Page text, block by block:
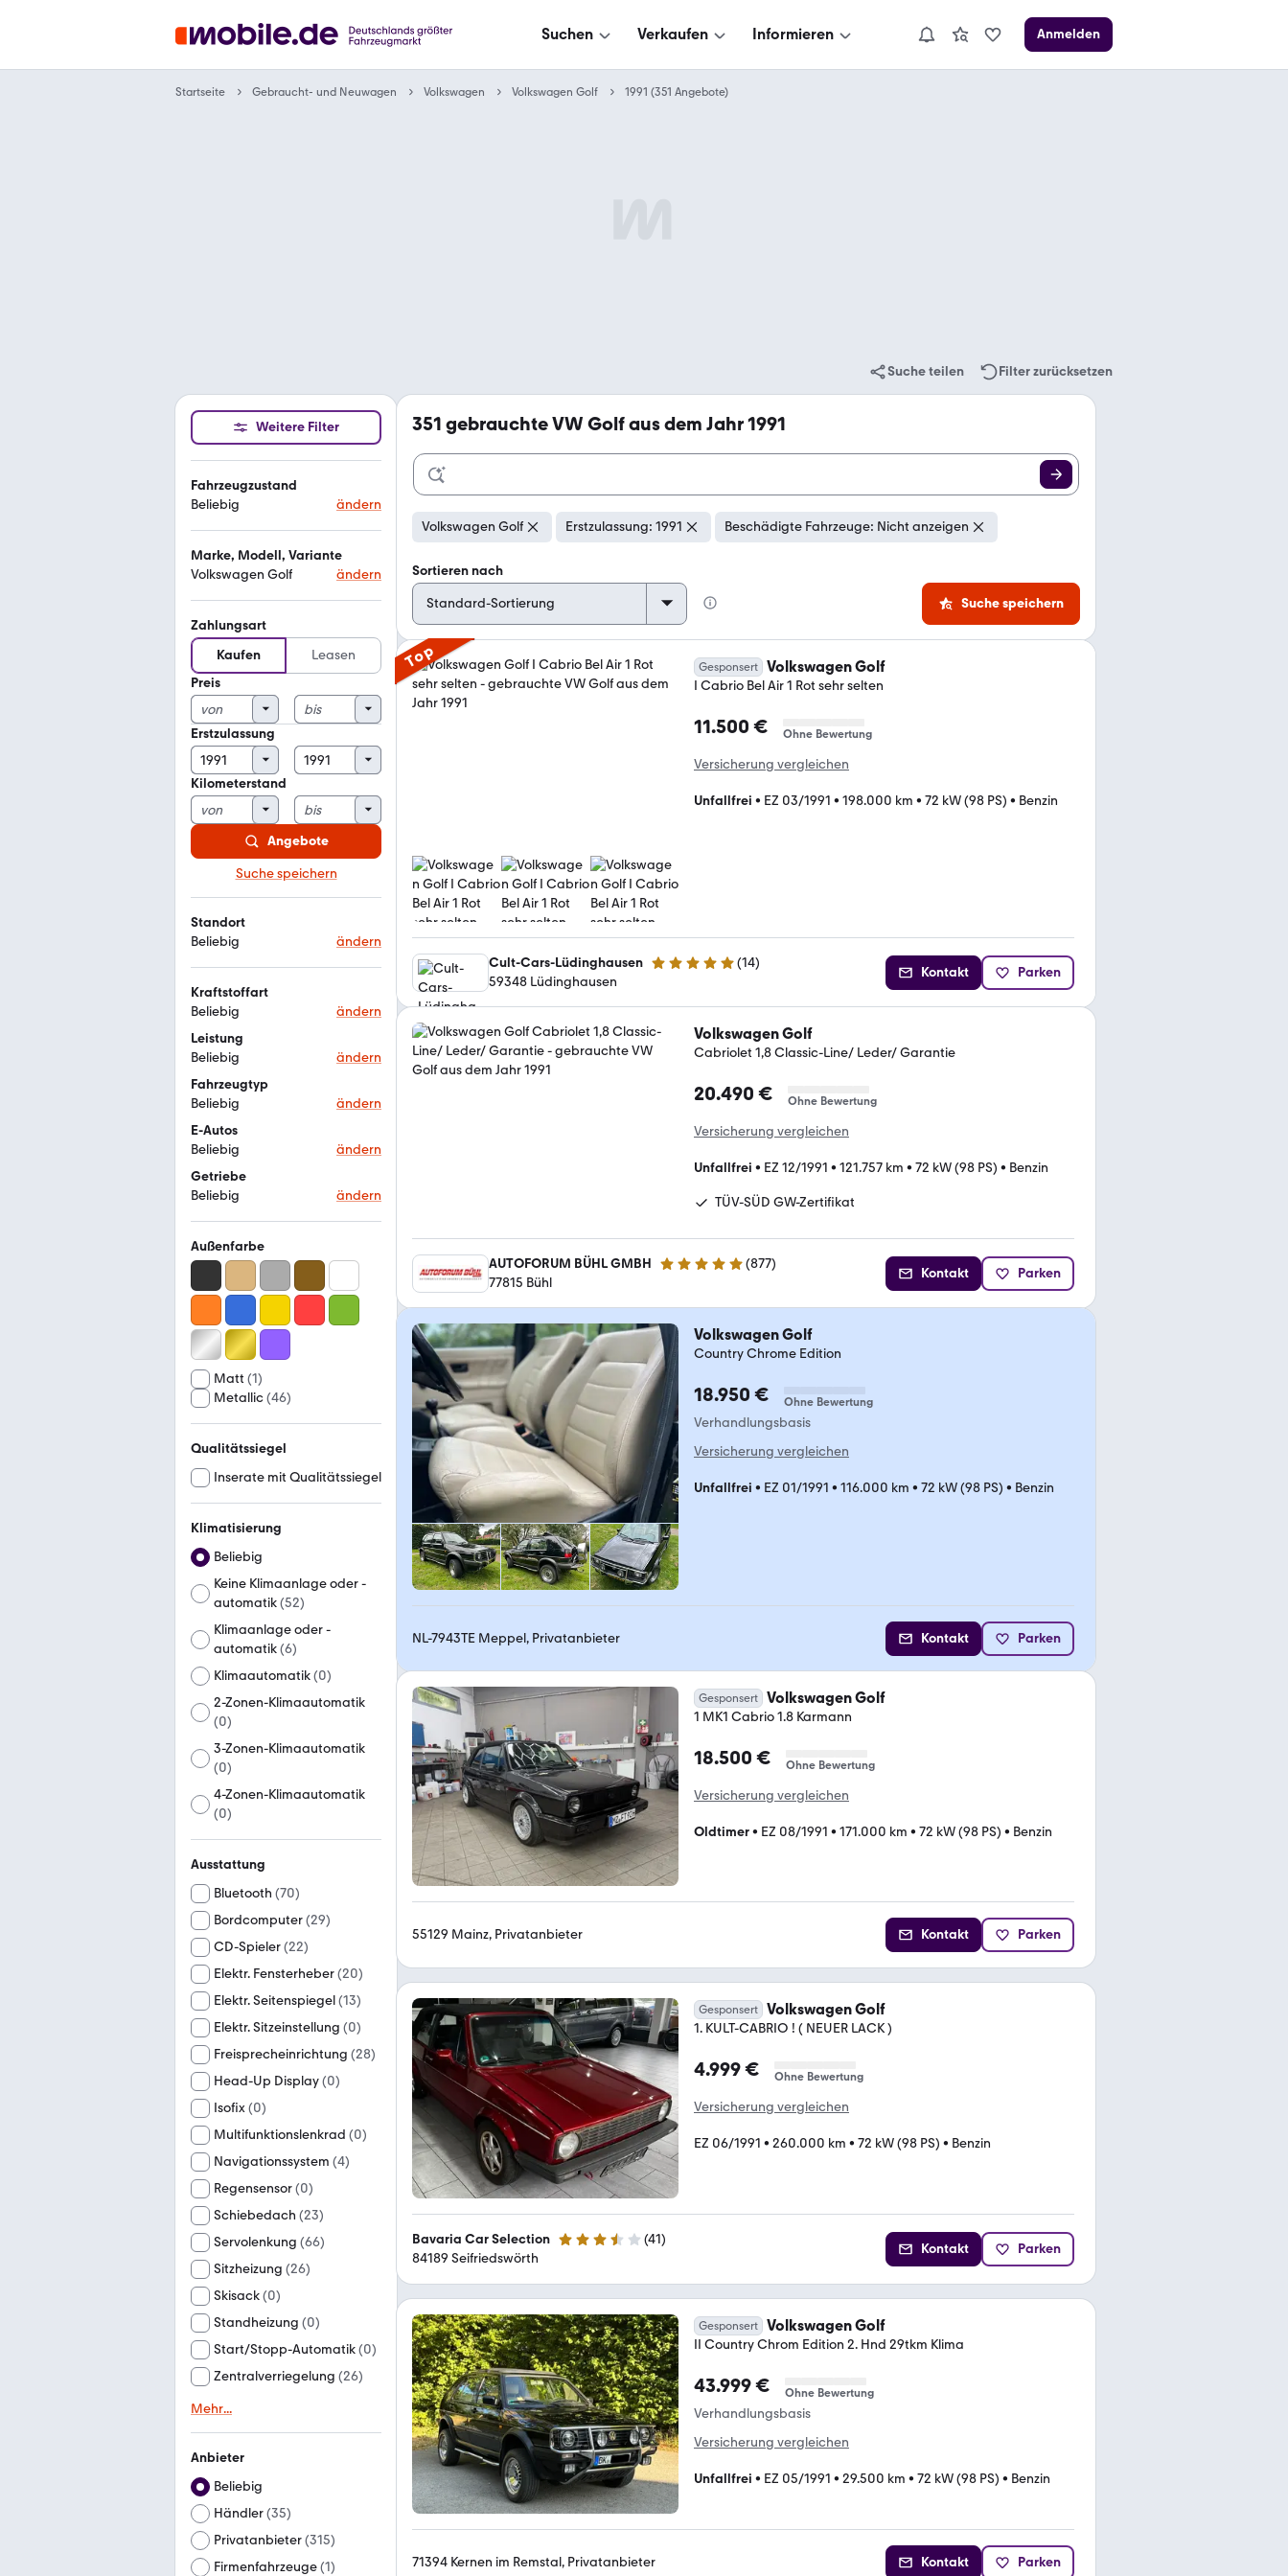
Suchen Verkaufen Informieren Anmelden
Startseite Gebraucht- und Neuwagen Volkswagen Volkswagen Golf 1991 (351 Angebote)
Suche teilen Filter zurücksetzen
Weitere Filter
Fahrzeugzustand
Beliebig
ändern
Marke, Modell, Variante
Volkswagen Golf
ändern
Zahlungsart
Kaufen
Leasen
Preis
Erstzulassung
Kilometerstand
Angebote
Suche speichern
Standort
Beliebig
ändern
Kraftstoffart
Beliebig
ändern
Leistung
Beliebig
ändern
Fahrzeugtyp
Beliebig
ändern
E-Autos
Beliebig
ändern
Getriebe
Beliebig
ändern
Außenfarbe
Matt (1)
Metallic(46)
Qualitätssiegel
Inserate mit Qualitätssiegel
Klimatisierung
Beliebig
Keine Klimaanlage oder -
automatik(52)
Klimaanlage oder -
automatik(6)
Klimaautomatik(0)
2-Zonen-Klimaautomatik
(0)
3-Zonen-Klimaautomatik
(0)
4-Zonen-Klimaautomatik
(0)
Ausstattung
Bluetooth (70)
Bordcomputer(29)
CD-Spieler(22)
Elektr. Fensterheber(20)
Elektr. Seitenspiegel(13)
Elektr. Sitzeinstellung (0)
Freisprecheinrichtung (28)
Head-Up Display(0)
Isofix(0)
Multifunktionslenkrad (0)
Navigationssystem (4)
Regensensor(0)
Schiebedach (23)
Servolenkung (66)
Sitzheizung (26)
Skisack(0)
Standheizung (0)
Start/Stopp-Automatik(0)
Zentralverriegelung (26)
Mehr...
Anbieter
Beliebig
Händler(35)
Privatanbieter(315)
Firmenfahrzeuge(1)
351 gebrauchte VW Golf aus dem Jahr 1991
Volkswagen Golf Erstzulassung: 1991 Beschädigte Fahrzeuge: Nicht anzeigen
Sortieren nach
Suche speichern
Top Gesponsert Volkswagen Golf
I Cabrio Bel Air 1 Rot sehr selten
11.500 € Ohne Bewertung
Versicherung vergleichen
Unfallfrei • EZ 03/1991 • 198.000 km • 72 kW (98 PS) • Benzin
Cult-Cars-Lüdinghausen 5 Sterne (14)
59348 Lüdinghausen
Kontakt Parken
Volkswagen Golf
Cabriolet 1,8 Classic-Line/ Leder/ Garantie
20.490 € Ohne Bewertung
Versicherung vergleichen
Unfallfrei • EZ 12/1991 • 121.757 km • 72 kW (98 PS) • Benzin
TÜV-SÜD GW-Zertifikat
AUTOFORUM BÜHL GMBH 4.9 Sterne (877)
77815 Bühl
Kontakt Parken
Volkswagen Golf
Country Chrome Edition
18.950 € Ohne Bewertung
Verhandlungsbasis
Versicherung vergleichen
Unfallfrei • EZ 01/1991 • 116.000 km • 72 kW (98 PS) • Benzin
NL-7943TE Meppel, Privatanbieter Kontakt Parken
Gesponsert Volkswagen Golf
1 MK1 Cabrio 1.8 Karmann
18.500 € Ohne Bewertung
Versicherung vergleichen
Oldtimer• EZ 08/1991 • 171.000 km • 72 kW (98 PS) • Benzin
55129 Mainz, Privatanbieter Kontakt Parken
Gesponsert Volkswagen Golf
1. KULT-CABRIO ! ( NEUER LACK )
4.999 € Ohne Bewertung
Versicherung vergleichen
EZ 06/1991 • 260.000 km • 72 kW (98 PS) • Benzin
Bavaria Car Selection 3.5 Sterne (41)
84189 Seifriedswörth
Kontakt Parken
Gesponsert Volkswagen Golf
II Country Chrom Edition 2. Hnd 29tkm Klima
43.999 € Ohne Bewertung
Verhandlungsbasis
Versicherung vergleichen
Unfallfrei • EZ 05/1991 • 29.500 km • 72 kW (98 PS) • Benzin
71394 Kernen im Remstal, Privatanbieter Kontakt Parken